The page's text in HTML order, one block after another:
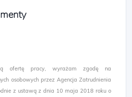
ofertę pracy, wyrażam zgodę na
osobowych przez Agencja Zatrudnienia
z ustawą z dnia 10 maja 2018 roku o